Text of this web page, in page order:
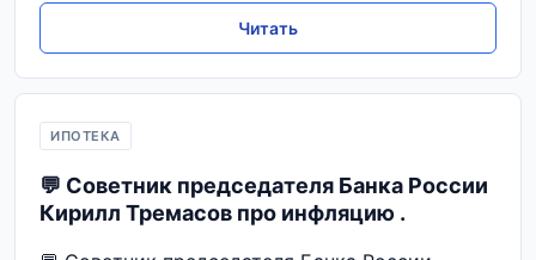
Читать
ИПОТЕКА
💬 Советник председателя Банка России
Кирилл Тремасов про инфляцию .